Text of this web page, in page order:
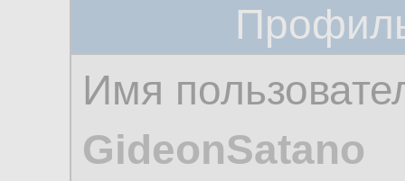
Имя
GideonSatano